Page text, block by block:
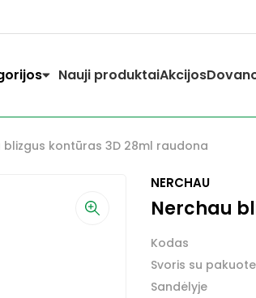
Nauji produktaiAkcijos
blizgus kontūras 3D 28ml raudona
NERCHAU
Nerchau
Kodas
Svoris su pakuote
Sandėlyje